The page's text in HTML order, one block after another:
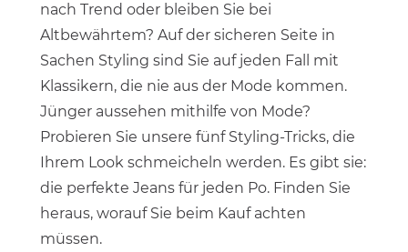
nach Trend oder bleiben Sie bei
Altbewährtem? Auf der sicheren Seite in
Sachen Styling sind Sie auf jeden Fall mit
Klassikern, die nie aus der Mode kommen.
Jünger aussehen mithilfe von Mode?
Probieren Sie unsere fünf Styling-Tricks, die
Ihrem Look schmeicheln werden. Es gibt sie:
die perfekte Jeans für jeden Po. Finden Sie
heraus, worauf Sie beim Kauf achten
müssen.